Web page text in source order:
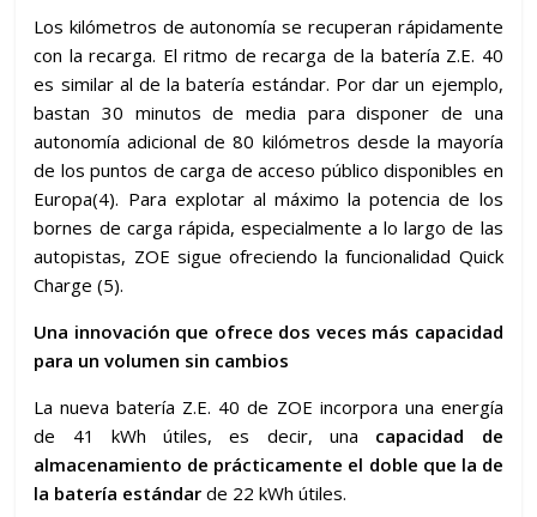
Los kilómetros de autonomía se recuperan rápidamente
con la recarga. El ritmo de recarga de la batería Z.E. 40
es similar al de la batería estándar. Por dar un ejemplo,
bastan 30 minutos de media para disponer de una
autonomía adicional de 80 kilómetros desde la mayoría
de los puntos de carga de acceso público disponibles en
Europa(4). Para explotar al máximo la potencia de los
bornes de carga rápida, especialmente a lo largo de las
autopistas, ZOE sigue ofreciendo la funcionalidad Quick
Charge (5).
Una innovación que ofrece dos veces más capacidad
para un volumen sin cambios
La nueva batería Z.E. 40 de ZOE incorpora una energía
de 41 kWh útiles, es decir, una capacidad de
almacenamiento de prácticamente el doble que la de
la batería estándarde 22 kWh útiles.